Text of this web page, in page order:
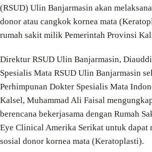
(RSUD) Ulin Banjarmasin akan
donor atau cangkok kornea mata
rumah sakit milik Pemerintah Provinsi
Direktur RSUD Ulin Banjarmasin,
Spesialis Mata RSUD Ulin Banjarmasin
Perhimpunan Dokter Spesialis Mata
Kalsel, Muhammad Ali Faisal
berencana bekerjasama dengan Rumah
Eye Clinical Amerika Serikat untuk dapat
sosial donor kornea mata (Keratoplasti).